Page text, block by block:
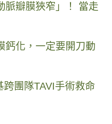
脈瓣膜狹窄」！ 當走
鈣化，一定要開刀動
團隊TAVI手術救命